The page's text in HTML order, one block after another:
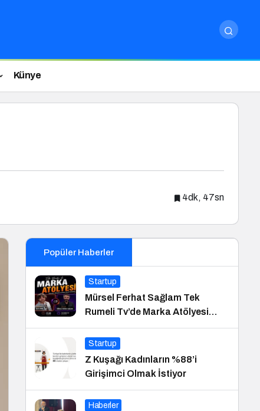
Künye
4dk, 47sn
Popüler Haberler
Startup
Mürsel Ferhat Sağlam Tek
Rumeli Tv’de Marka Atölyesi
Programına Konuk Oldu
Startup
Z Kuşağı Kadınların %88’i
Girişimci Olmak İstiyor
Haberler